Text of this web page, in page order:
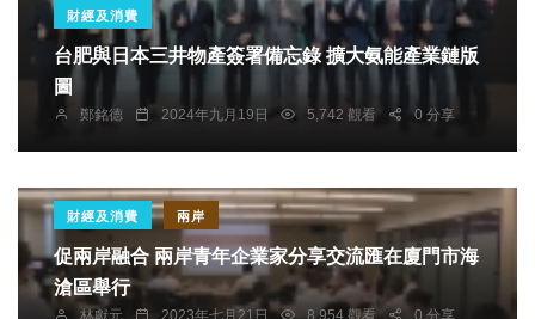
財經及消費
台肥與日本三井物產簽署備忘錄 擴大氨能產業鏈版
圖
鄭銘德 2024年九月19日 5,742 觀看 0 分享
財經及消費 兩岸
促兩岸融合 兩岸青年企業家分享交流匯在廈門市海
滄區舉行
林獻元 2023年七月21日 8,954 觀看 0 分享